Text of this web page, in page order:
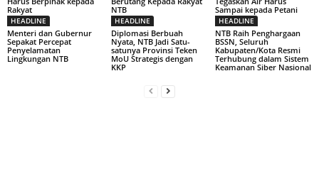
Rakyat
NTB
Sampai kepada Petani
HEADLINE
Menteri dan Gubernur
Sepakat Percepat
Penyelamatan
Lingkungan NTB
HEADLINE
Diplomasi Berbuah
Nyata, NTB Jadi Satu-
satunya Provinsi Teken
MoU Strategis dengan
KKP
HEADLINE
NTB Raih Penghargaan
BSSN, Seluruh
Kabupaten/Kota Resmi
Terhubung dalam Sistem
Keamanan Siber Nasional